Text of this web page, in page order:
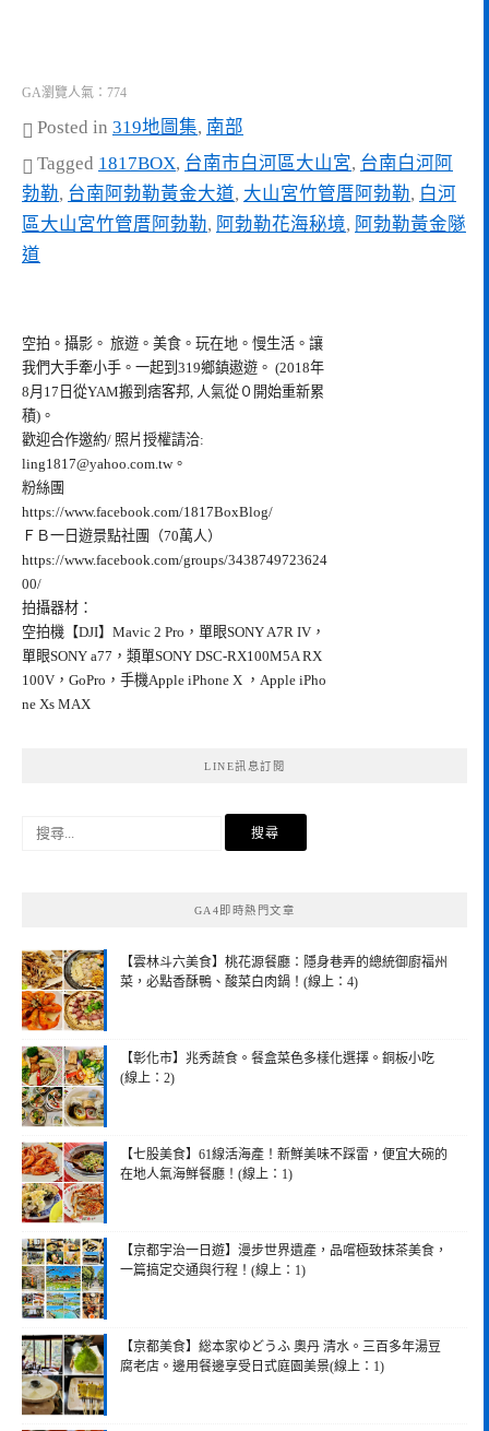
GA瀏覽人氣：774
Posted in 319地圖集, 南部
Tagged 1817BOX, 台南市白河區大山宮, 台南白河阿
勃勒, 台南阿勃勒黃金大道, 大山宮竹管厝阿勃勒, 白河
區大山宮竹管厝阿勃勒, 阿勃勒花海秘境, 阿勃勒黃金隧
道
空拍。攝影。 旅遊。美食。玩在地。慢生活。讓
我們大手牽小手。一起到319鄉鎮遨遊。 (2018年
8月17日從YAM搬到痞客邦, 人氣從０開始重新累
積)。
歡迎合作邀約/ 照片授權請洽:
ling1817@yahoo.com.tw。
粉絲團
https://www.facebook.com/1817BoxBlog/
ＦＢ一日遊景點社團（70萬人）
https://www.facebook.com/groups/3438749723624
00/
拍攝器材：
空拍機【DJI】Mavic 2 Pro，單眼SONY A7R IV，
單眼SONY a77，類單SONY DSC-RX100M5A RX
100V，GoPro，手機Apple iPhone X ，Apple iPho
ne Xs MAX
LINE訊息訂閱
GA4即時熱門文章
【雲林斗六美食】桃花源餐廳：隱身巷弄的總統御廚福州
菜，必點香酥鴨、酸菜白肉鍋！(線上：4)
【彰化市】兆秀蔬食。餐盒菜色多樣化選擇。銅板小吃
(線上：2)
【七股美食】61線活海產！新鮮美味不踩雷，便宜大碗的
在地人氣海鮮餐廳！(線上：1)
【京都宇治一日遊】漫步世界遺產，品嚐極致抹茶美食，
一篇搞定交通與行程！(線上：1)
【京都美食】総本家ゆどうふ 奧丹 清水。三百多年湯豆
腐老店。邊用餐邊享受日式庭園美景(線上：1)